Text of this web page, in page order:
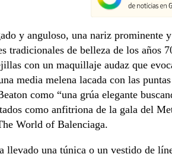
y anguloso, una nariz prominente
tradicionales de belleza de los años
con un maquillaje audaz que
media melena lacada con las
como “una grúa elegante
como anfitriona de la gala del
World of Balenciaga.
llevado una túnica o un vestido de